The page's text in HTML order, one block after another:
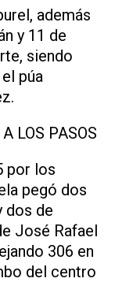
además
y 11 de
siendo
púa
LOS PASOS
por los
pegó dos
dos de
José Rafael
306 en
del centro